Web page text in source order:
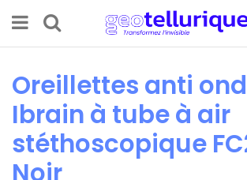
Oreillettes anti
Ibrain à tube à air
stéthoscopique
Noir